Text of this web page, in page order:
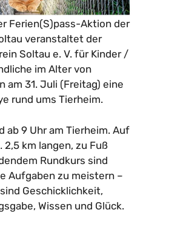
Ferien(S)pass-Aktion der
veranstaltet der
Soltau e. V. für Kinder /
im Alter von
am 31. Juli (Freitag) eine
rund ums Tierheim.
ab 9 Uhr am Tierheim. Auf
2,5 km langen, zu Fuß
Rundkurs sind
Aufgaben zu meistern –
Geschicklichkeit,
Wissen und Glück.